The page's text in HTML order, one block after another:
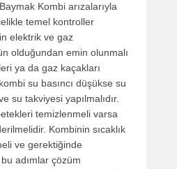
Kombi arızalarıyla
temel kontroller
elektrik ve gaz
olduğundan emin olunmalı
ya da gaz kaçakları
su basıncı düşükse su
su takviyesi yapılmalıdır.
temizlenmeli varsa
Kombinin sıcaklık
ve gerektiğinde
adımlar çözüm